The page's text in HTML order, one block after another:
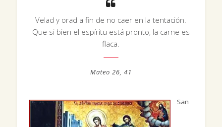
Velad y orad a fin de no caer en la tentación.
Que si bien el espíritu está pronto, la carne es
flaca.
Mateo 26, 41
San